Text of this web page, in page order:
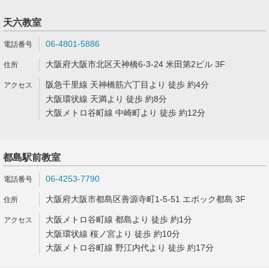
天六教室
06-4801-5886
大阪府大阪市北区天神橋6-3-24 米田第2ビル 3F
阪急千里線 天神橋筋六丁目より 徒歩 約4分
大阪環状線 天満より 徒歩 約8分
大阪メトロ谷町線 中崎町より 徒歩 約12分
都島駅前教室
06-4253-7790
大阪府大阪市都島区善源寺町1-5-51 エポック都島 3F
大阪メトロ谷町線 都島より 徒歩 約1分
大阪環状線 桜ノ宮より 徒歩 約10分
大阪メトロ谷町線 野江内代より 徒歩 約17分